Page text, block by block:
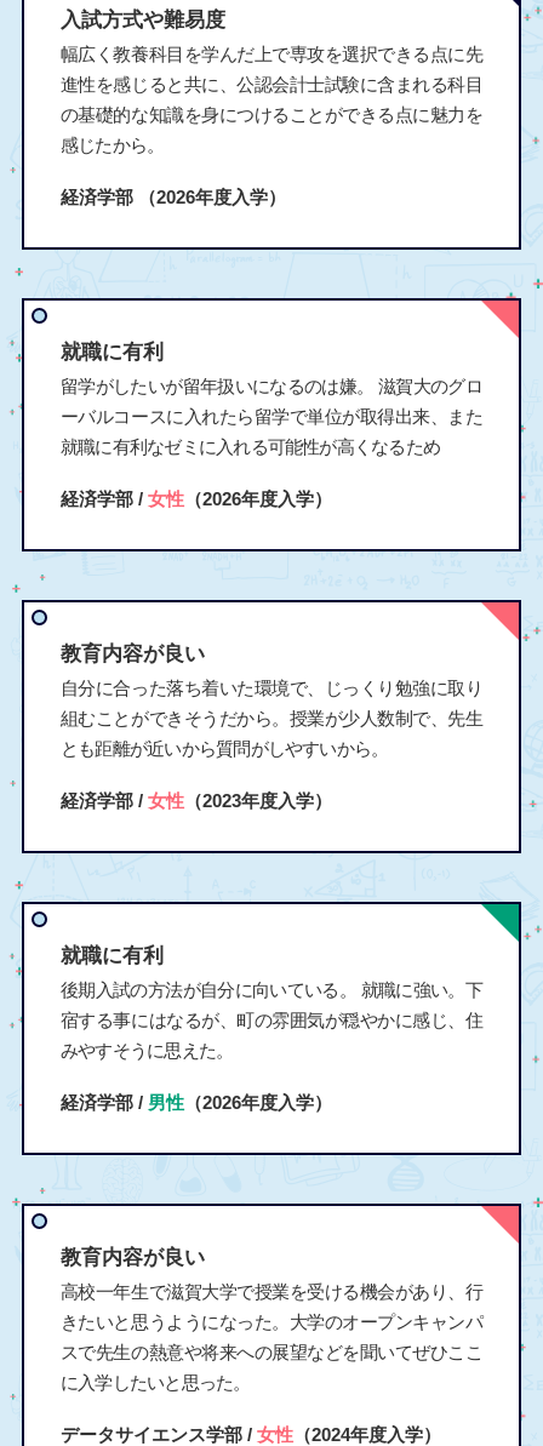
入試方式や難易度
幅広く教養科目を学んだ上で専攻を選択できる点に先
進性を感じると共に、公認会計士試験に含まれる科目
の基礎的な知識を身につけることができる点に魅力を
感じたから。
経済学部 （2026年度入学）
就職に有利
留学がしたいが留年扱いになるのは嫌。 滋賀大のグロ
ーバルコースに入れたら留学で単位が取得出来、また
就職に有利なゼミに入れる可能性が高くなるため
経済学部 / 女性（2026年度入学）
教育内容が良い
自分に合った落ち着いた環境で、じっくり勉強に取り
組むことができそうだから。授業が少人数制で、先生
とも距離が近いから質問がしやすいから。
経済学部 / 女性（2023年度入学）
就職に有利
後期入試の方法が自分に向いている。 就職に強い。下
宿する事にはなるが、町の雰囲気が穏やかに感じ、住
みやすそうに思えた。
経済学部 / 男性（2026年度入学）
教育内容が良い
高校一年生で滋賀大学で授業を受ける機会があり、行
きたいと思うようになった。大学のオープンキャンパ
スで先生の熱意や将来への展望などを聞いてぜひここ
に入学したいと思った。
データサイエンス学部 / 女性（2024年度入学）